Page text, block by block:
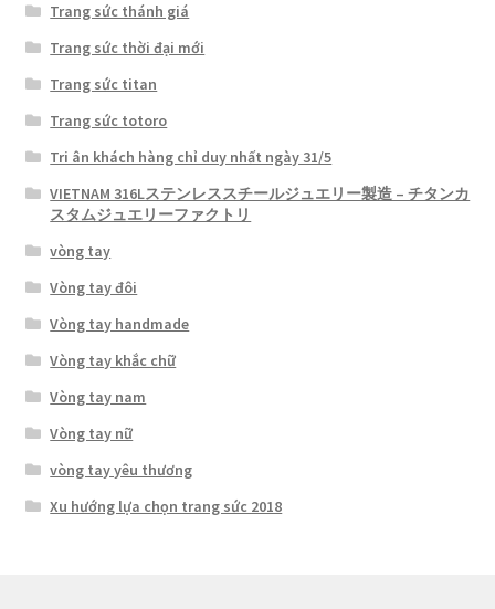
Trang sức thánh giá
Trang sức thời đại mới
Trang sức titan
Trang sức totoro
Tri ân khách hàng chỉ duy nhất ngày 31/5
VIETNAM 316Lステンレススチールジュエリー製造 – チタンカ
スタムジュエリーファクトリ
vòng tay
Vòng tay đôi
Vòng tay handmade
Vòng tay khắc chữ
Vòng tay nam
Vòng tay nữ
vòng tay yêu thương
Xu hướng lựa chọn trang sức 2018